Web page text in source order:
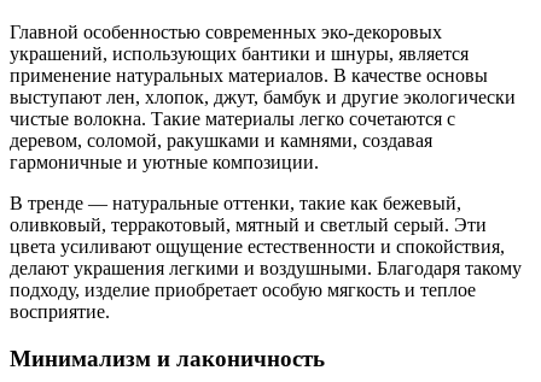
Главной особенностью современных эко-декоровых
украшений, использующих бантики и шнуры, является
применение натуральных материалов. В качестве основы
выступают лен, хлопок, джут, бамбук и другие экологически
чистые волокна. Такие материалы легко сочетаются с
деревом, соломой, ракушками и камнями, создавая
гармоничные и уютные композиции.
В тренде — натуральные оттенки, такие как бежевый,
оливковый, терракотовый, мятный и светлый серый. Эти
цвета усиливают ощущение естественности и спокойствия,
делают украшения легкими и воздушными. Благодаря такому
подходу, изделие приобретает особую мягкость и теплое
восприятие.
Минимализм и лаконичность